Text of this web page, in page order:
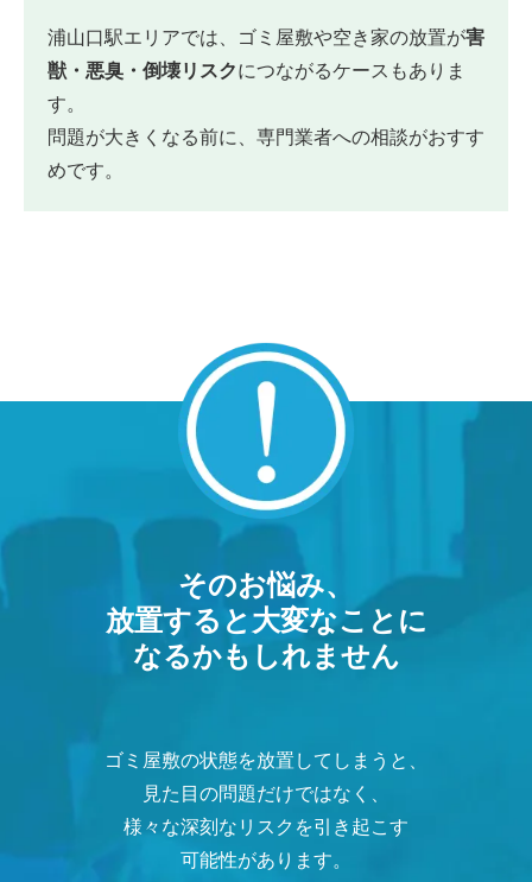
浦山口駅エリアでは、ゴミ屋敷や空き家の放置が害
獣・悪臭・倒壊リスクにつながるケースもありま
す。
問題が大きくなる前に、専門業者への相談がおすす
めです。
そのお悩み、
放置すると大変なことに
なるかもしれません
ゴミ屋敷の状態を放置してしまうと、
見た目の問題だけではなく、
様々な深刻なリスクを引き起こす
可能性があります。